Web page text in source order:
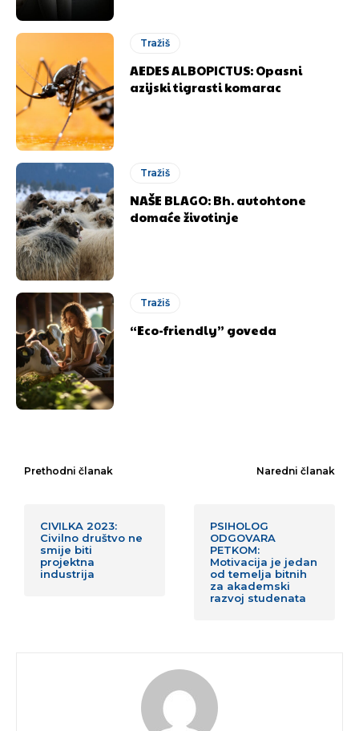
Tražiš
AEDES ALBOPICTUS: Opasni
azijski tigrasti komarac
Tražiš
NAŠE BLAGO: Bh. autohtone
domaće životinje
Tražiš
“Eco-friendly” goveda
Prethodni članak
CIVILKA 2023:
Civilno društvo ne
smije biti
projektna
industrija
Naredni članak
PSIHOLOG
ODGOVARA
PETKOM:
Motivacija je jedan
od temelja bitnih
za akademski
razvoj studenata